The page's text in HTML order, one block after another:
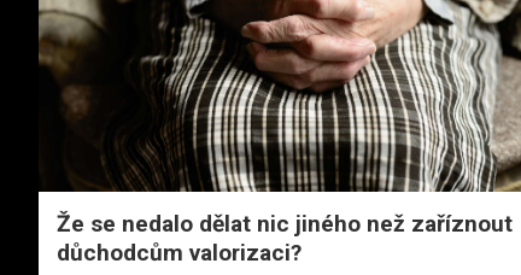
Že se nedalo dělat nic jiného než zaříznout
důchodcům valorizaci?